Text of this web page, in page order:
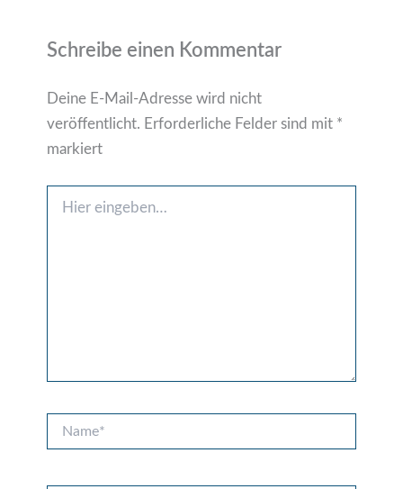
Schreibe einen Kommentar
Deine E-Mail-Adresse wird nicht
veröffentlicht. Erforderliche Felder sind mit *
markiert
eingeben…